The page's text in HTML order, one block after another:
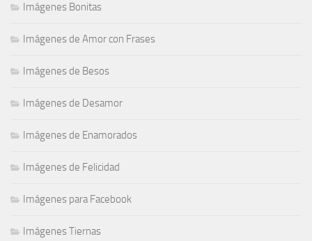
Imágenes Bonitas
Imágenes de Amor con Frases
Imágenes de Besos
Imágenes de Desamor
Imágenes de Enamorados
Imágenes de Felicidad
Imágenes para Facebook
Imágenes Tiernas